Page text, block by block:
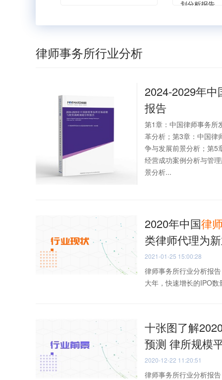
划分析报告
律师事务所行业分析
2024-2029年中
报告
第1章：中国律师事务所
革分析；第3章：中国律
争与发展前景分析；第5
经营成功案例分析与管
景分析...
2020年中国律
类律师代理为
2021-01-25 15:00:28
律师事务所行业分析报
大年，快速增长的IPO
十张图了解
预测 律所规模
2020-12-22 11:20:51
律师事务所行业分析报